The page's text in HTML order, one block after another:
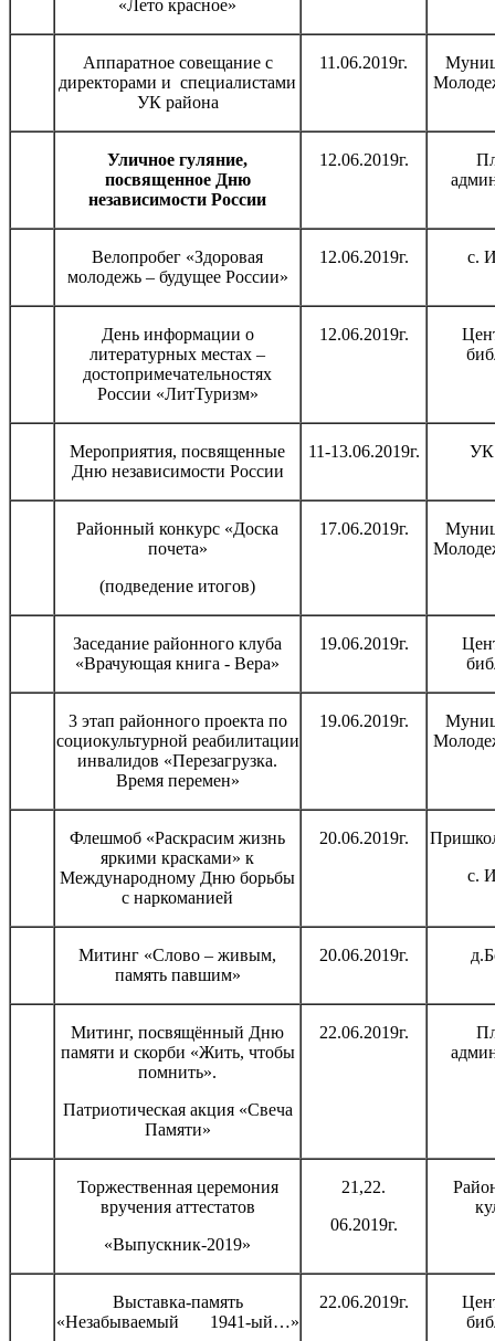
«Лето красное»
Аппаратное совещание с
директорами и специалистами
УК района
11.06.2019г.
Уличное гуляние,
посвященное Дню
независимости России
12.06.2019г.
Велопробег «Здоровая
молодежь – будущее России»
12.06.2019г. с.
День информации о
литературных местах –
достопримечательностях
России «ЛитТуризм»
12.06.2019г.
Мероприятия, посвященные
Дню независимости России
11-13.06.2019г. УК
Районный конкурс «Доска
почета»
(подведение итогов)
17.06.2019г.
Заседание районного клуба
«Врачующая книга - Вера»
19.06.2019г.
3 этап районного проекта по
социокультурной реабилитации
инвалидов «Перезагрузка.
Время перемен»
19.06.2019г.
Флешмоб «Раскрасим жизнь
яркими красками» к
Международному Дню борьбы
с наркоманией
20.06.2019г.
с.
Митинг «Слово – живым,
память павшим»
20.06.2019г.
Митинг, посвящённый Дню
памяти и скорби «Жить, чтобы
помнить».
Патриотическая акция «Свеча
Памяти»
22.06.2019г.
Торжественная церемония
вручения аттестатов
«Выпускник-2019»
21,22.
06.2019г.
Выставка-память
«Незабываемый 1941-ый…»
22.06.2019г.